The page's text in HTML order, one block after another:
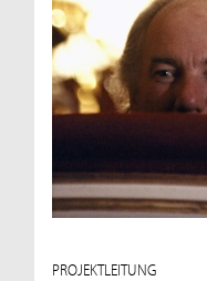
PROJEKTLEITUNG